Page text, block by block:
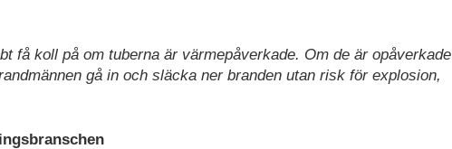
få koll på om tuberna är värmepåverkade. Om de är opåverkade
gå in och släcka ner branden utan risk för explosion,